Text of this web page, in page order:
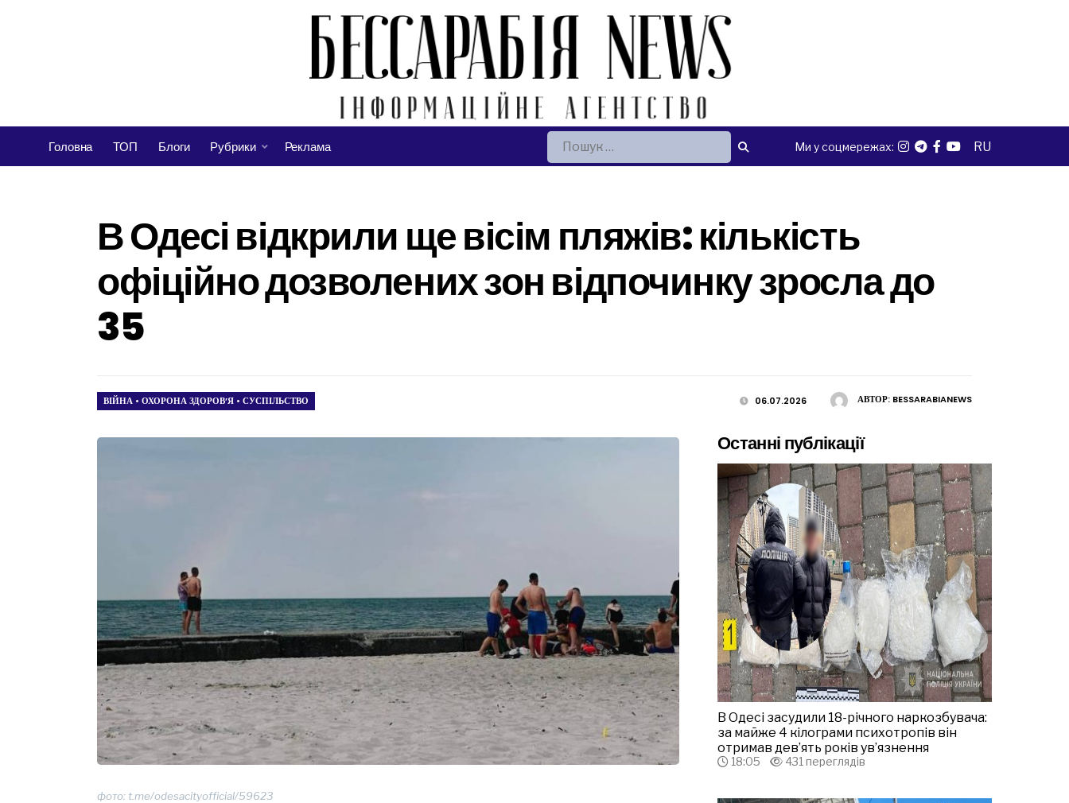
Головна ТОП Блоги Рубрики Реклама Пошук: Ми у соцмережах: RU
В Одесі відкрили ще вісім пляжів: кількість
офіційно дозволених зон відпочинку зросла до
35
АВТОР: BESSARABIANEWS
06.07.2026
ВІЙНА • ОХОРОНА ЗДОРОВ’Я • СУСПІЛЬСТВО
фото: t.me/odesacityofficial/59623
Останні публікації
В Одесі засудили 18-річного наркозбувача:
за майже 4 кілограми психотропів він
отримав дев’ять років ув’язнення
18:05 431 переглядів